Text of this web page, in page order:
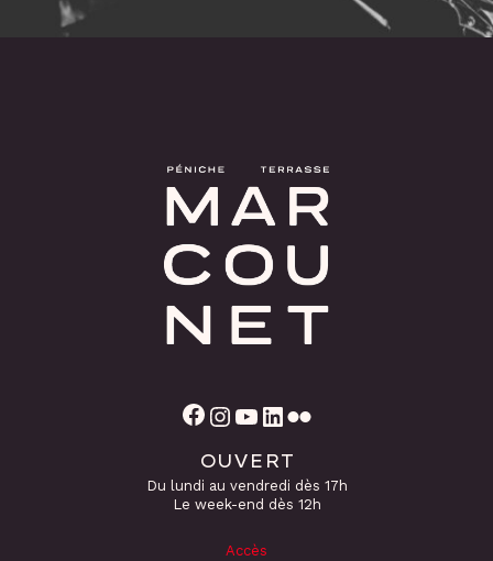
Facebook Instagram YouTube
OUVERT
Du lundi au vendredi dès 17h
Le week-end dès 12h
Accès